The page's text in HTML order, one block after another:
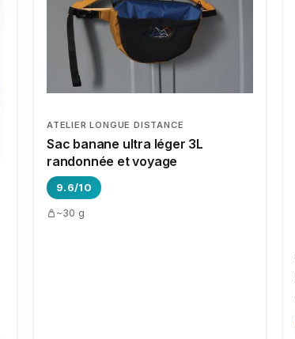
ATELIER LONGUE DISTANCE
Sac banane ultra léger 3L
randonnée et voyage
9.6/10
~30 g